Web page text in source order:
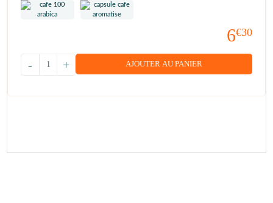
6€30
+
- AJOUTER AU PANIER